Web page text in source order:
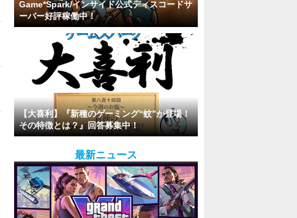
Game*Spark/インサイド公式ディスコードサ
ーバー好評稼働中！
【大喜利】『新種のゲーミング“蚊”が登場！
その特徴とは？』回答募集中！
最新ニュース